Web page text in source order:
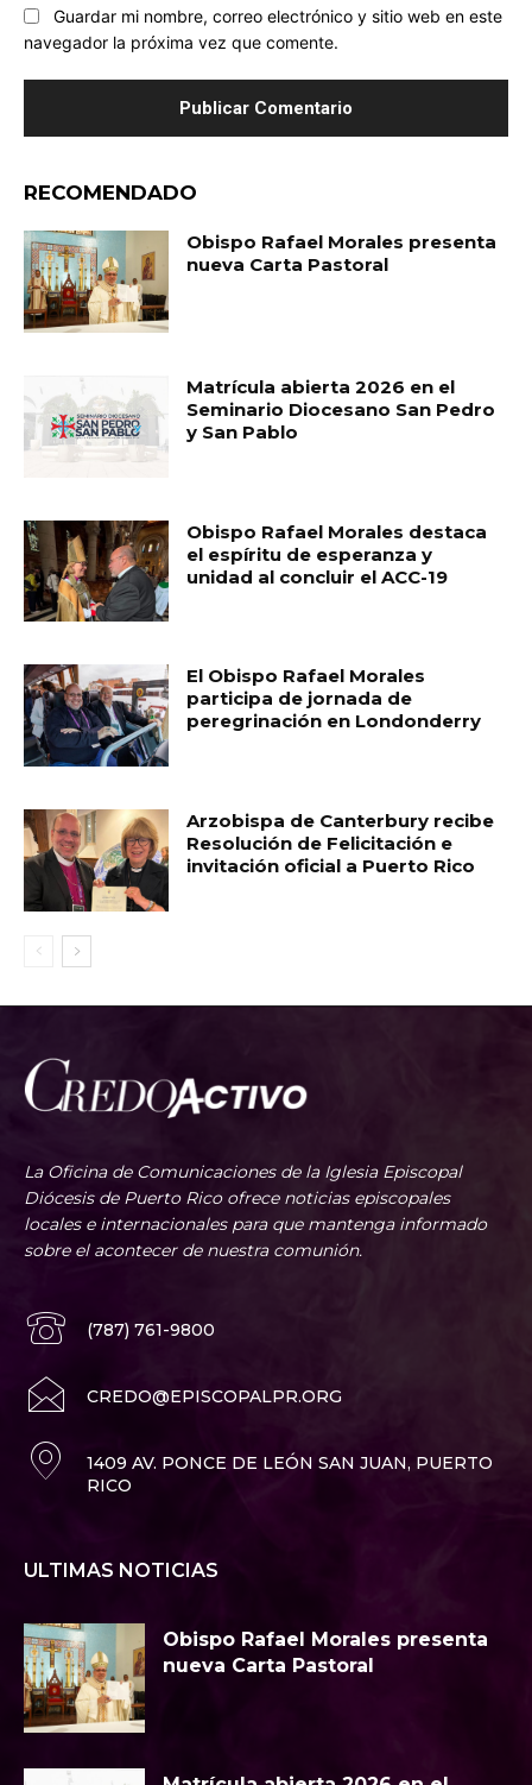
Guardar mi nombre, correo electrónico y sitio web en este
navegador la próxima vez que comente.
RECOMENDADO
Obispo Rafael Morales presenta
nueva Carta Pastoral
Matrícula abierta 2026 en el
Seminario Diocesano San Pedro
y San Pablo
Obispo Rafael Morales destaca
el espíritu de esperanza y
unidad al concluir el ACC-19
El Obispo Rafael Morales
participa de jornada de
peregrinación en Londonderry
Arzobispa de Canterbury recibe
Resolución de Felicitación e
invitación oficial a Puerto Rico
La Oficina de Comunicaciones de la Iglesia Episcopal
Diócesis de Puerto Rico ofrece noticias episcopales
locales e internacionales para que mantenga informado
sobre el acontecer de nuestra comunión.
(787) 761-9800
CREDO@EPISCOPALPR.ORG
1409 AV. PONCE DE LEÓN SAN JUAN, PUERTO
RICO
ULTIMAS NOTICIAS
Obispo Rafael Morales presenta
nueva Carta Pastoral